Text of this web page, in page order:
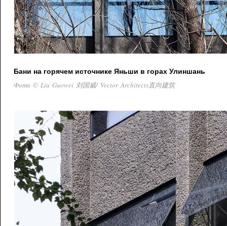
Бани на горячем источнике Яньши в горах Улиншань
Фото © Liu Guowei 刘国威/ Vector Architects直向建筑